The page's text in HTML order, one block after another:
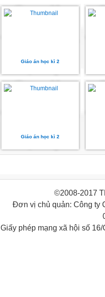
Giáo án học kì 2
Giáo án học kì 2
©2008-2017
Đơn vị chủ quản: Công ty
Giấy phép mạng xã hội số